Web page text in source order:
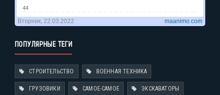
ПОПУЛЯРНЫЕ ТЕГИ
СТРОИТЕЛЬСТВО ВОЕННАЯ ТЕХНИКА
ГРУЗОВИКИ САМОЕ-САМОЕ ЭКСКАВАТОРЫ